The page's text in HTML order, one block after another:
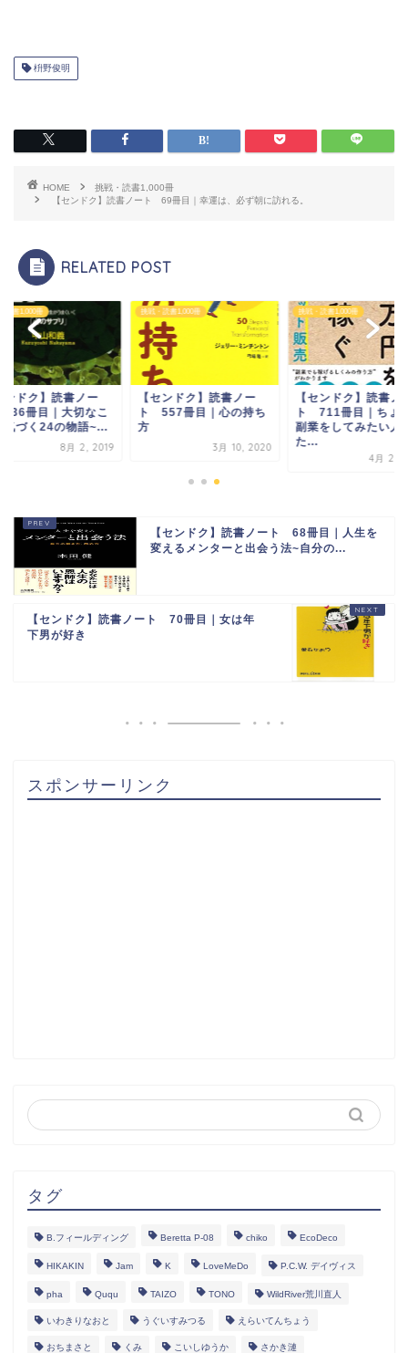
枡野俊明
HOME
挑戦・読書1,000冊
【センドク】読書ノート 69冊目｜幸運は、必ず朝に訪れる。
RELATED POST
読書1,000冊
ンドク】読書ノー
冊目｜大切なこ
気づく24の物語~...
8月 2, 2019
挑戦・読書1,000冊
【センドク】読書ノー
ト 557冊目｜心の持ち
方
3月 10, 2020
挑戦・読書1,000冊
【センドク】読書ノ
ト 711冊目｜ちょ
副業をしてみたい人
た...
4月 21,
【センドク】読書ノート 68冊目｜人生を
変えるメンターと出会う法~自分の...
【センドク】読書ノート 70冊目｜女は年
下男が好き
スポンサーリンク
タグ
B.フィールディング Beretta P-08 chiko EcoDeco
HIKAKIN Jam K LoveMeDo P.C.W. デイヴィス
pha Ququ TAIZO TONO WildRiver荒川直人
いわきりなおと うぐいすみつる えらいてんちょう
おちまさと くみ こいしゆうか さかき漣